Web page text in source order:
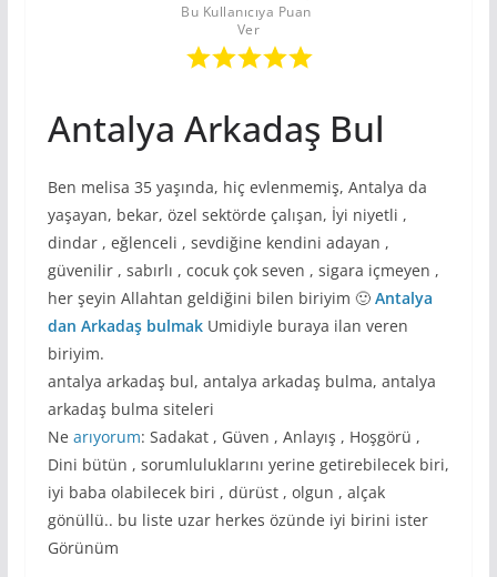
Bu Kullanıcıya Puan
Ver
Antalya Arkadaş Bul
Ben melisa 35 yaşında, hiç evlenmemiş, Antalya da
yaşayan, bekar, özel sektörde çalışan, İyi niyetli ,
dindar , eğlenceli , sevdiğine kendini adayan ,
güvenilir , sabırlı , cocuk çok seven , sigara içmeyen ,
her şeyin Allahtan geldiğini bilen biriyim 🙂 Antalya
dan Arkadaş bulmakUmidiyle buraya ilan veren
biriyim.
antalya arkadaş bul, antalya arkadaş bulma, antalya
arkadaş bulma siteleri
Ne arıyorum: Sadakat , Güven , Anlayış , Hoşgörü ,
Dini bütün , sorumluluklarını yerine getirebilecek biri,
iyi baba olabilecek biri , dürüst , olgun , alçak
gönüllü.. bu liste uzar herkes özünde iyi birini ister
Görünüm